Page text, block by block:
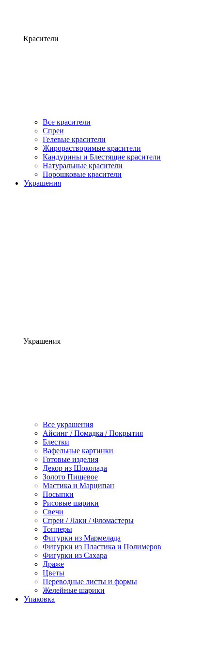
Красители
Все красители
Спреи
Гелевые красители
Жирорастворимые красители
Кандурины и Блестящие красители
Натуральные красители
Порошковые красители
Украшения
Украшения
Все украшения
Айсинг / Помадка / Покрытия
Блестки
Вафельные картинки
Готовые изделия
Декор из Шоколада
Золото Пищевое
Мастика и Марципан
Посыпки
Рисовые шарики
Свечи
Спреи / Лаки / Фломастеры
Топперы
Фигурки из Мармелада
Фигурки из Пластика и Полимеров
Фигурки из Сахара
Драже
Цветы
Переводные листы и формы
Желейные шарики
Упаковка